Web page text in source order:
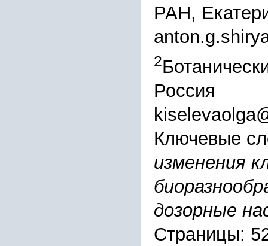
РАН,
2
Россия
Ключевые
изменения
дозорные
Страницы: